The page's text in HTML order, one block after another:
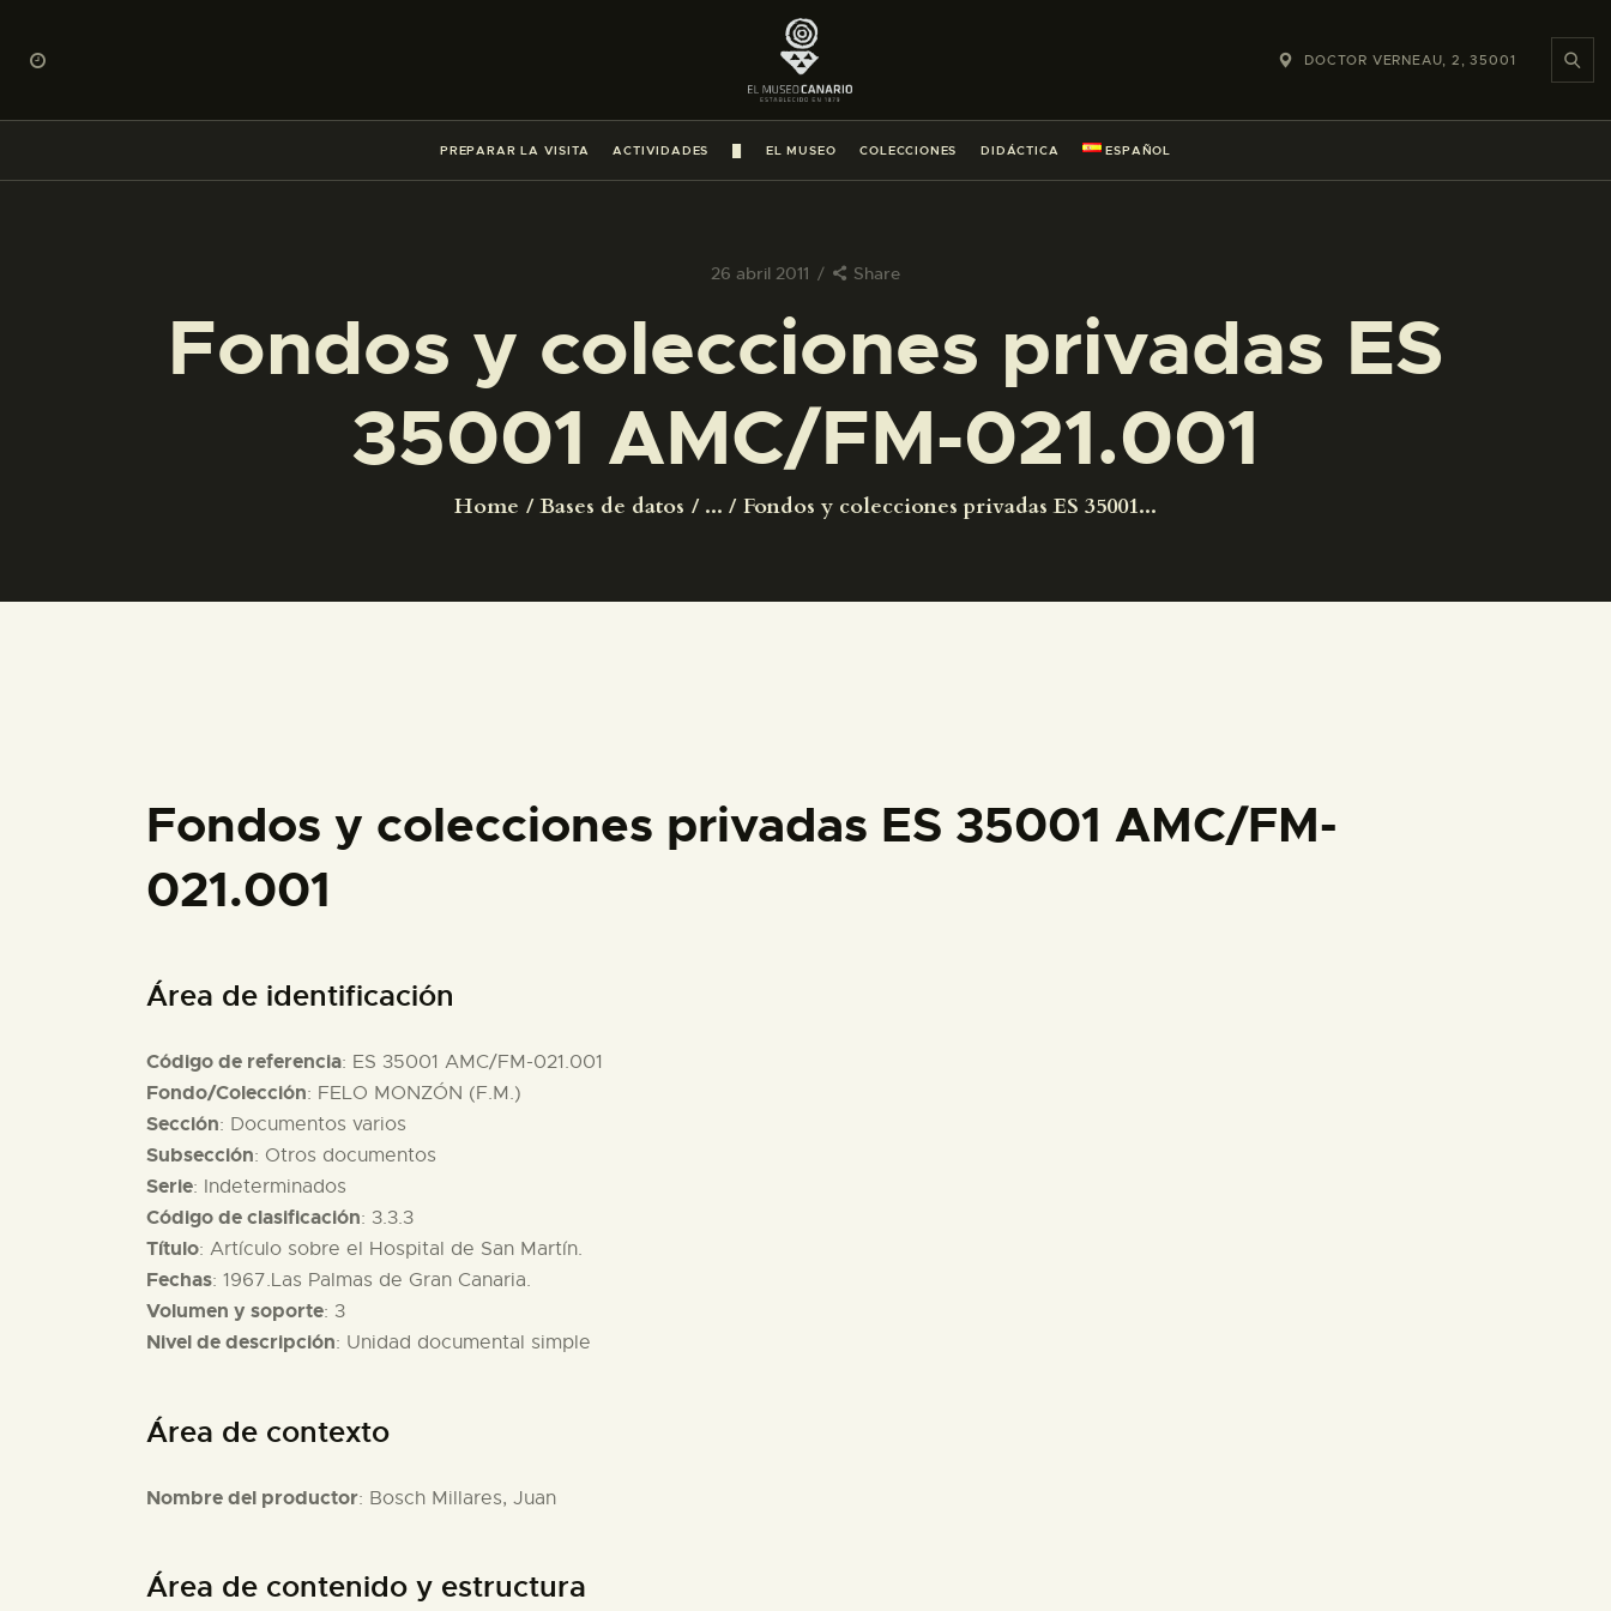
DOCTOR VERNEAU, 2, 35001
PREPARAR LA VISITA ACTIVIDADES EL MUSEO COLECCIONES DIDÁCTICA ESPAÑOL
26 abril 2011 Share
Fondos y colecciones privadas ES
35001 AMC/FM-021.001
Home Bases de datos ... Fondos y colecciones privadas ES 35001...
PREPARAR LA VISITA
ACTIVIDADES
█
COLECCIONES
DIDÁCTICA
ESPAÑOL
Fondos y colecciones privadas ES 35001 AMC/FM-
021.001
Área de identificación
Código de referencia: ES 35001 AMC/FM-021.001
Fondo/Colección: FELO MONZÓN (F.M.)
Sección: Documentos varios
Subsección: Otros documentos
Serie: Indeterminados
Código de clasificación: 3.3.3
Título: Artículo sobre el Hospital de San Martín.
Fechas: 1967.Las Palmas de Gran Canaria.
Volumen y soporte: 3
Nivel de descripción: Unidad documental simple
Área de contexto
Nombre del productor: Bosch Millares, Juan
Área de contenido y estructura